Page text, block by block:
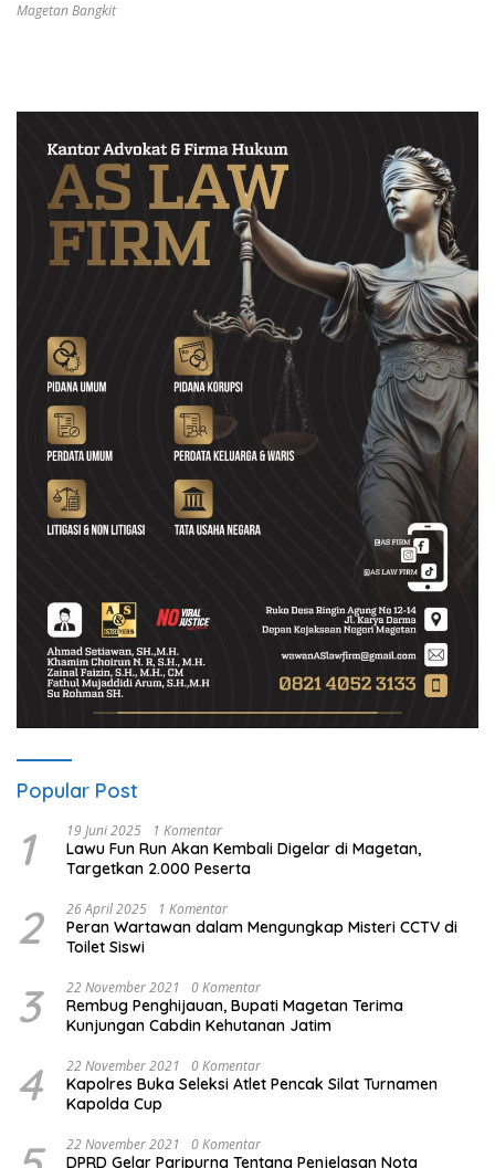
Magetan Bangkit
Popular Post
1 19 Juni 2025 1 Komentar
Lawu Fun Run Akan Kembali Digelar di Magetan,
Targetkan 2.000 Peserta
2 26 April 2025 1 Komentar
Peran Wartawan dalam Mengungkap Misteri CCTV di
Toilet Siswi
3 22 November 2021 0 Komentar
Rembug Penghijauan, Bupati Magetan Terima
Kunjungan Cabdin Kehutanan Jatim
4 22 November 2021 0 Komentar
Kapolres Buka Seleksi Atlet Pencak Silat Turnamen
Kapolda Cup
22 November 2021 0 Komentar
DPRD Gelar Paripurna Tentang Penjelasan Nota